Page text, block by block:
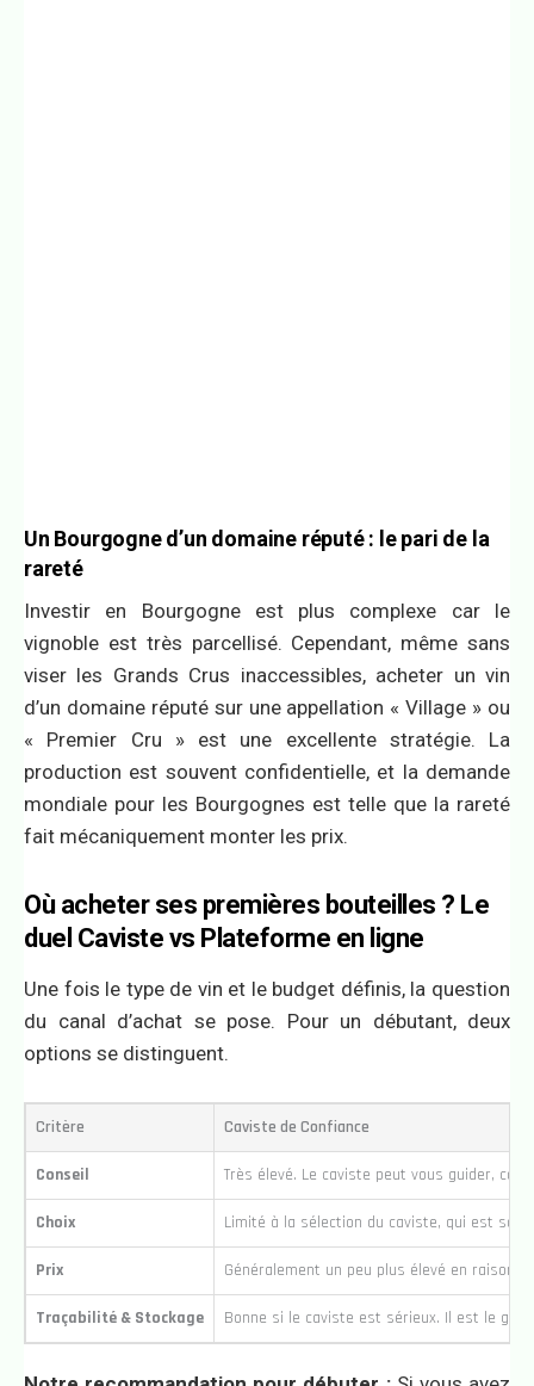
Un Bourgogne d’un domaine réputé : le pari de la
rareté
Investir en Bourgogne est plus complexe car le
vignoble est très parcellisé. Cependant, même sans
viser les Grands Crus inaccessibles, acheter un vin
d’un domaine réputé sur une appellation « Village » ou
« Premier Cru » est une excellente stratégie. La
production est souvent confidentielle, et la demande
mondiale pour les Bourgognes est telle que la rareté
fait mécaniquement monter les prix.
Où acheter ses premières bouteilles ? Le
duel Caviste vs Plateforme en ligne
Une fois le type de vin et le budget définis, la question
du canal d’achat se pose. Pour un débutant, deux
options se distinguent.
Critère Caviste de Confiance
Conseil Très élevé. Le caviste peut vous guider,
Choix Limité à la sélection du caviste, qui est
Prix Généralement un peu plus élevé en raison
Traçabilité & Stockage Bonne si le caviste est sérieux. Il est le